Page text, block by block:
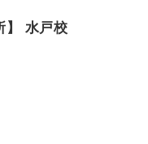
】 水戸校